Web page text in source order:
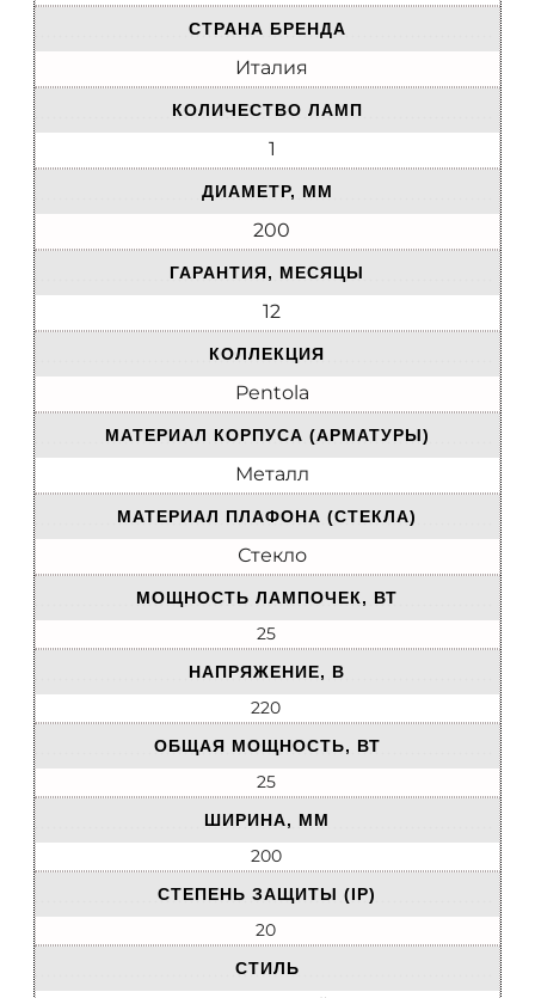
СТРАНА БРЕНДА
Италия
КОЛИЧЕСТВО ЛАМП
1
ДИАМЕТР, ММ
200
ГАРАНТИЯ, МЕСЯЦЫ
12
КОЛЛЕКЦИЯ
Pentola
МАТЕРИАЛ КОРПУСА (АРМАТУРЫ)
Металл
МАТЕРИАЛ ПЛАФОНА (СТЕКЛА)
Стекло
МОЩНОСТЬ ЛАМПОЧЕК, ВТ
25
НАПРЯЖЕНИЕ, В
220
ОБЩАЯ МОЩНОСТЬ, ВТ
25
ШИРИНА, ММ
200
СТЕПЕНЬ ЗАЩИТЫ (IP)
20
СТИЛЬ